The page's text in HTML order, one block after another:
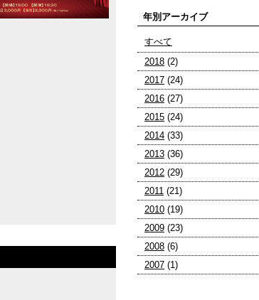
年別アーカイブ
すべて
2018 (2)
2017 (24)
2016 (27)
2015 (24)
2014 (33)
2013 (36)
2012 (29)
2011 (21)
2010 (19)
2009 (23)
2008 (6)
2007 (1)